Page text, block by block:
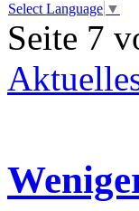
Select Language ▼
Seite 7